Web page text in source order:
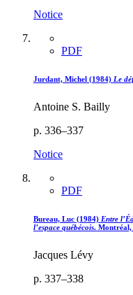
Notice
PDF
Jurdant, Michel (1984) Le
Antoine S. Bailly
p. 336–337
Notice
PDF
Bureau, Luc (1984) Entre
l’espace québécois. Montréal,
Jacques Lévy
p. 337–338